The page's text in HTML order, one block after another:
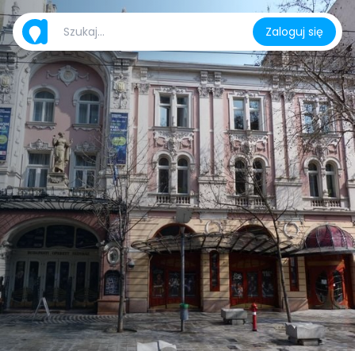
Zaloguj się